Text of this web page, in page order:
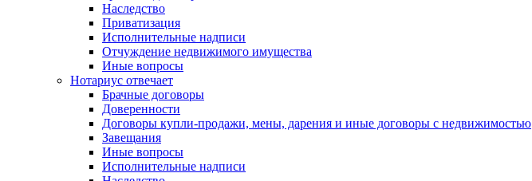
Наследство
Приватизация
Исполнительные надписи
Отчуждение недвижимого имущества
Иные вопросы
Нотариус отвечает
Брачные договоры
Доверенности
Договоры купли-продажи, мены, дарения и иные договоры с недвижимостью
Завещания
Иные вопросы
Исполнительные надписи